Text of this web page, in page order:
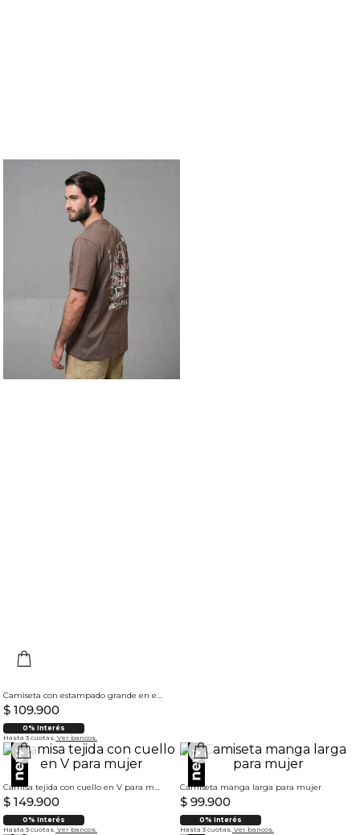
Camiseta con estampado grande en espalda para hombre
$ 109.900
0% Interés
Hasta 3 cuotas. Ver bancos.
Camisa tejida con cuello en V para mujer
$ 149.900
0% Interés
Hasta 3 cuotas. Ver bancos.
Camiseta manga larga para mujer
$ 99.900
0% Interés
Hasta 3 cuotas. Ver bancos.